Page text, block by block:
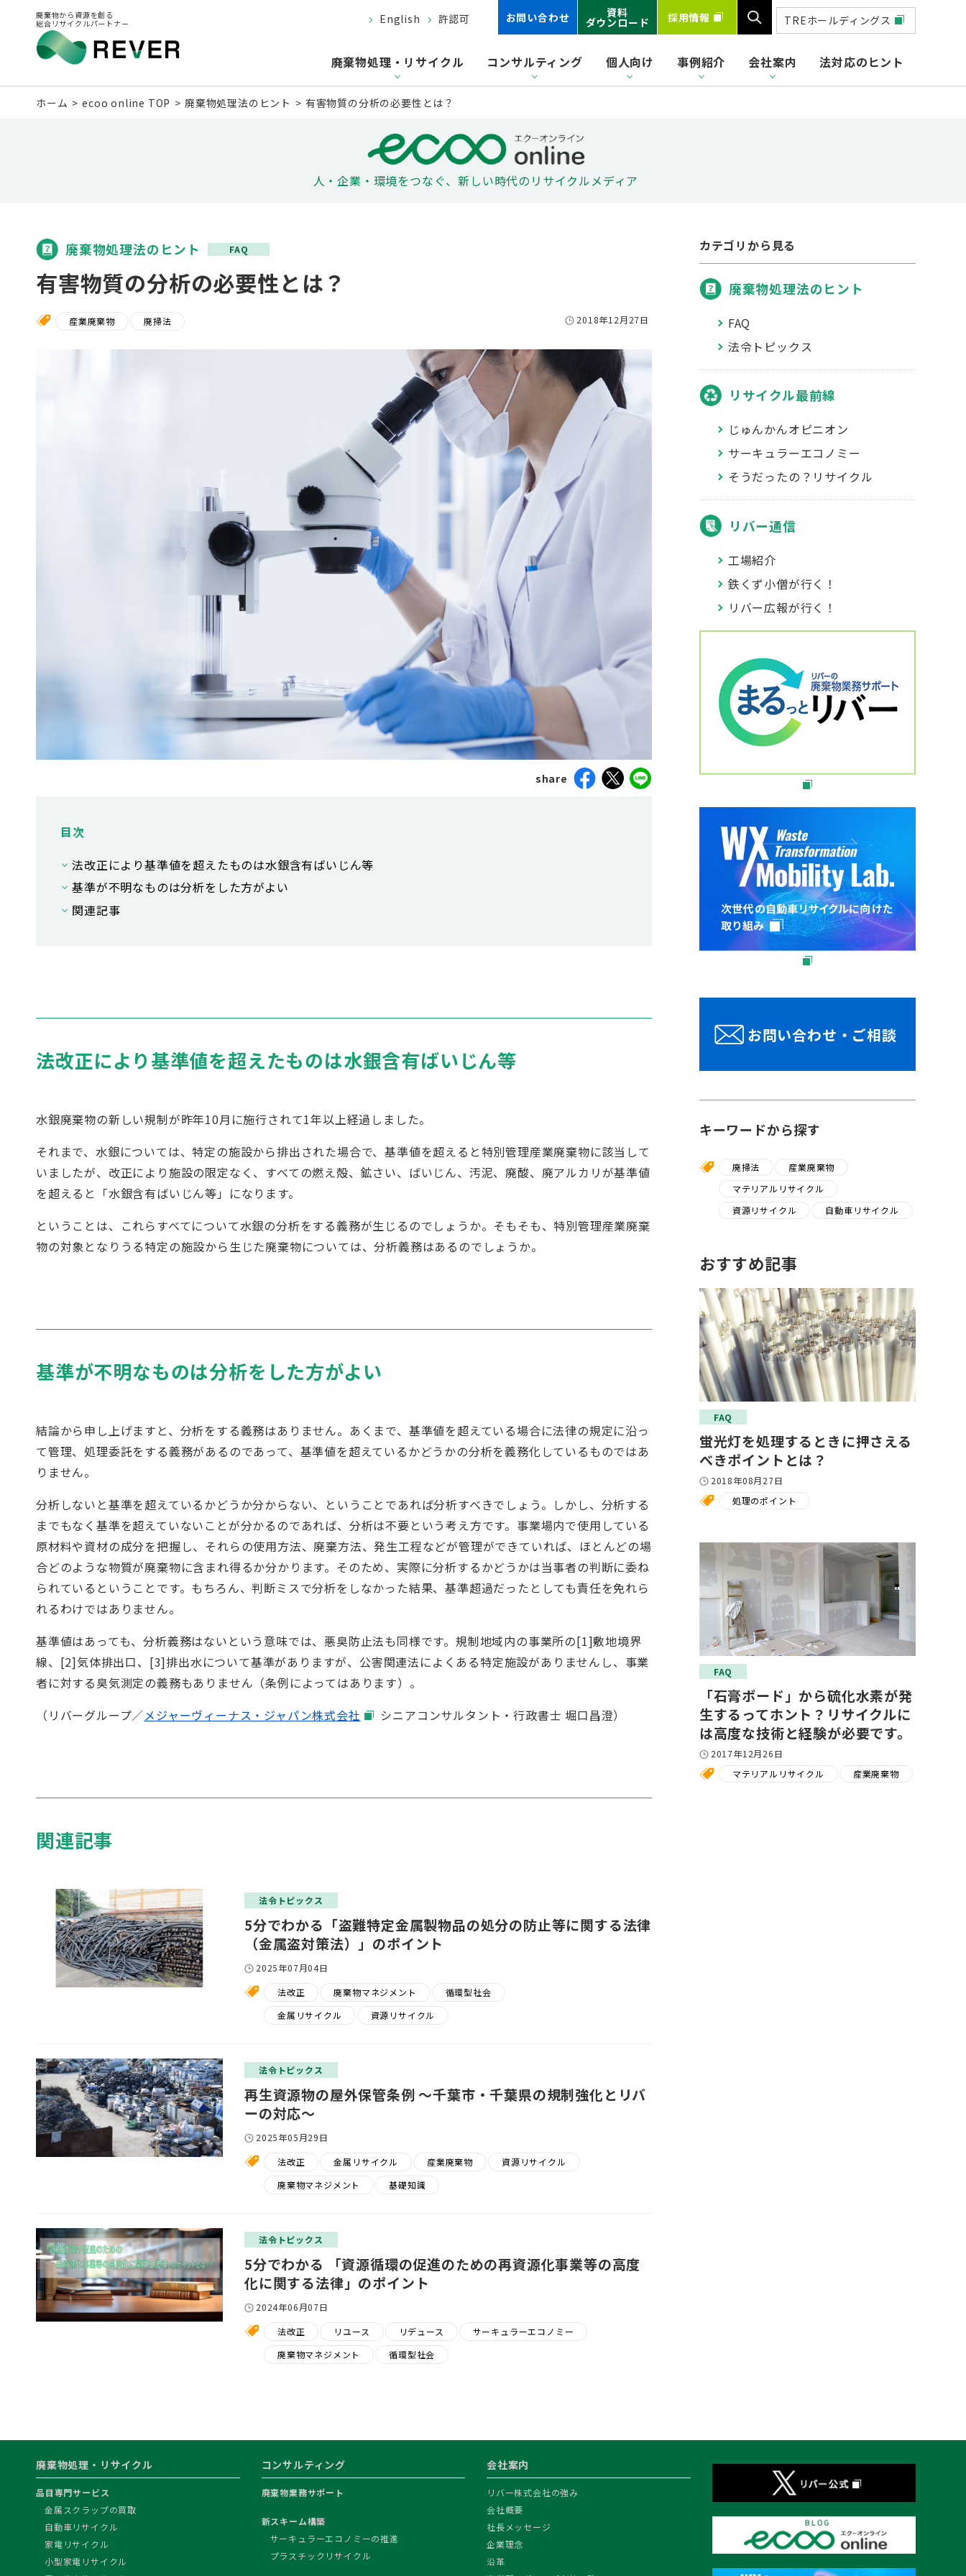
廃棄物から資源を創る
総合リサイクルパートナー
採用情報
資料
ダウンロード
お問い合わせ
廃棄物処理・リサイクル コンサルティング 個人向け 事例紹介 会社案内 法対応のヒント
English 許認可
検索
TREホールディングス
ホーム ecoo online TOP 廃棄物処理法のヒント 有害物質の分析の必要性とは？
人・企業・環境をつなぐ、新しい時代のリサイクルメディア
廃棄物処理法のヒント FAQ
有害物質の分析の必要性とは？
産業廃棄物 廃掃法 2018年12月27日
share
目次
法改正により基準値を超えたものは水銀含有ばいじん等
基準が不明なものは分析をした方がよい
関連記事
法改正により基準値を超えたものは水銀含有ばいじん等
水銀廃棄物の新しい規制が昨年10月に施行されて1年以上経過しました。
それまで、水銀については、特定の施設から排出された場合で、基準値を超えると特別管理産業廃棄物に該当して
いましたが、改正により施設の限定なく、すべての燃え殻、鉱さい、ばいじん、汚泥、廃酸、廃アルカリが基準値
を超えると「水銀含有ばいじん等」になります。
ということは、これらすべてについて水銀の分析をする義務が生じるのでしょうか。そもそも、特別管理産業廃棄
物の対象となりうる特定の施設から生じた廃棄物については、分析義務はあるのでしょうか。
基準が不明なものは分析をした方がよい
結論から申し上げますと、分析をする義務はありません。あくまで、基準値を超えている場合に法律の規定に沿っ
て管理、処理委託をする義務があるのであって、基準値を超えているかどうかの分析を義務化しているものではあ
りません。
分析しないと基準を超えているかどうか分からない、ということであれば分析すべきでしょう。しかし、分析する
までもなく基準を超えていないことが分かるのであれば、分析は不要という考え方です。事業場内で使用している
原材料や資材の成分を把握し、それらの使用方法、廃棄方法、発生工程などが管理ができていれば、ほとんどの場
合どのような物質が廃棄物に含まれ得るか分かります。そのため、実際に分析するかどうかは当事者の判断に委ね
られているということです。もちろん、判断ミスで分析をしなかった結果、基準超過だったとしても責任を免れら
れるわけではありません。
基準値はあっても、分析義務はないという意味では、悪臭防止法も同様です。規制地域内の事業所の[1]敷地境界
線、[2]気体排出口、[3]排出水について基準がありますが、公害関連法によくある特定施設がありませんし、事業
者に対する臭気測定の義務もありません（条例によってはあります）。
（リバーグループ／メジャーヴィーナス・ジャパン株式会社 シニアコンサルタント・行政書士 堀口昌澄）
関連記事
法令トピックス
5分でわかる「盗難特定金属製物品の処分の防止等に関する法律
（金属盗対策法）」のポイント
2025年07月04日
法改正
廃棄物マネジメント
循環型社会
金属リサイクル
資源リサイクル
法令トピックス
再生資源物の屋外保管条例 ～千葉市・千葉県の規制強化とリバ
ーの対応～
2025年05月29日
法改正
金属リサイクル 産業廃棄物
資源リサイクル
廃棄物マネジメント
基礎知識
法令トピックス
5分でわかる 「資源循環の促進のための再資源化事業等の高度
化に関する法律」のポイント
2024年06月07日
法改正
リユース リデュース
サーキュラーエコノミー
廃棄物マネジメント
循環型社会
カテゴリから見る
廃棄物処理法のヒント
FAQ
法令トピックス
リサイクル最前線
じゅんかんオピニオン
サーキュラーエコノミー
そうだったの？リサイクル
リバー通信
工場紹介
鉄くず小僧が行く！
リバー広報が行く！
お問い合わせ・ご相談
キーワードから探す
廃掃法
産業廃棄物
マテリアルリサイクル
資源リサイクル
自動車リサイクル
おすすめ記事
FAQ
蛍光灯を処理するときに押さえる
べきポイントとは？
2018年08月27日
処理のポイント
FAQ
「石膏ボード」から硫化水素が発
生するってホント？リサイクルに
は高度な技術と経験が必要です。
2017年12月26日
マテリアルリサイクル
産業廃棄物
廃棄物処理・リサイクル
品目専門サービス
金属スクラップの買取
自動車リサイクル
家電リサイクル
小型家電リサイクル
コンサルティング
廃棄物業務サポート
新スキーム構築
サーキュラーエコノミーの推進
プラスチックリサイクル
会社案内
リバー株式会社の強み
会社概要
社長メッセージ
企業理念
沿革